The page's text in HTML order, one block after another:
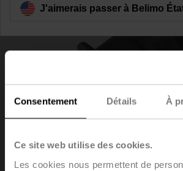
Consentement Détails À
Ce site web utilise des cookies.
Les cookies nous permettent de
J'aimerais passer à Belimo